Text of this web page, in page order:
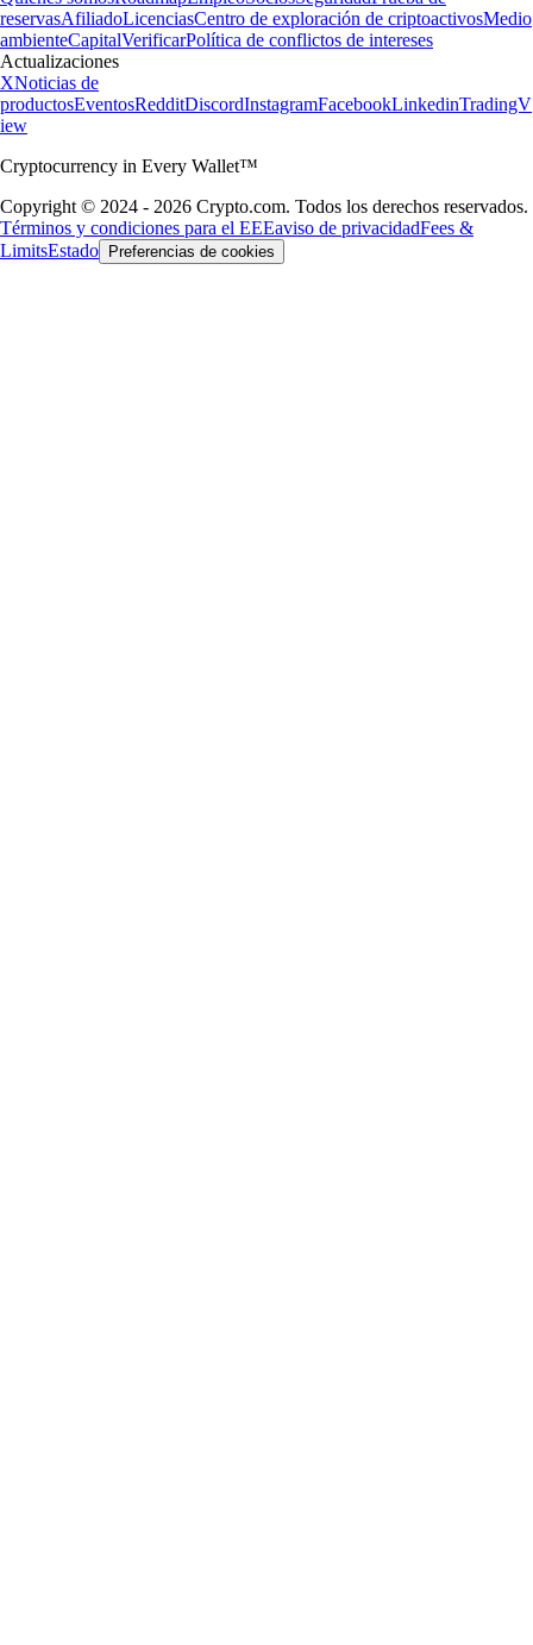
reservasAfiliadoLicenciasCentro de exploración de criptoactivosMedio
ambienteCapitalVerificarPolítica de conflictos de intereses
Actualizaciones
XNoticias de
productosEventosRedditDiscordInstagramFacebookLinkedinTradingV
iew
Cryptocurrency in Every Wallet™
Copyright © 2024 - 2026 Crypto.com. Todos los derechos reservados.
Términos y condiciones para el EEEaviso de privacidadFees &
LimitsEstado Preferencias de cookies